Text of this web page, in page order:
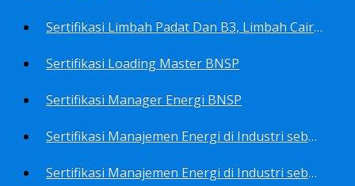
Sertifikasi Limbah Padat Dan B3, Limbah Cair BNSP
Sertifikasi Loading Master BNSP
Sertifikasi Manager Energi BNSP
Sertifikasi Manajemen Energi di Industri sebagai Auditor BNSP
Sertifikasi Manajemen Energi di Industri sebagai Manager Energy BNSP